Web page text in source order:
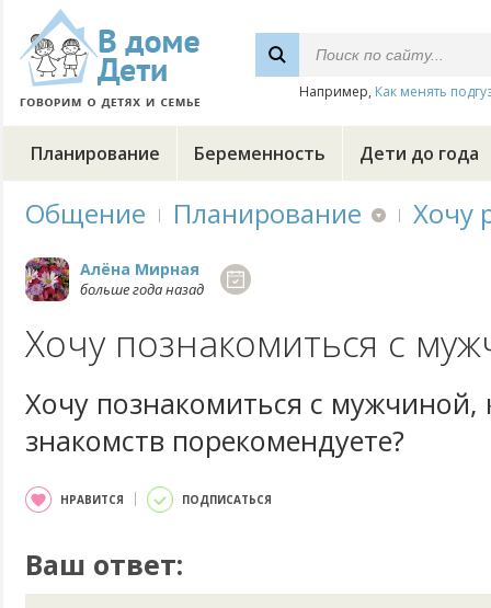
Например, Как менять
Планирование Беременность Дети до года
Общение Планирование Хочу
Алёна Мирная
больше года назад
Хочу познакомиться с
Хочу познакомиться с мужчиной,
знакомств порекомендуете?
НРАВИТСЯ ПОДПИСАТЬСЯ
Ваш ответ: